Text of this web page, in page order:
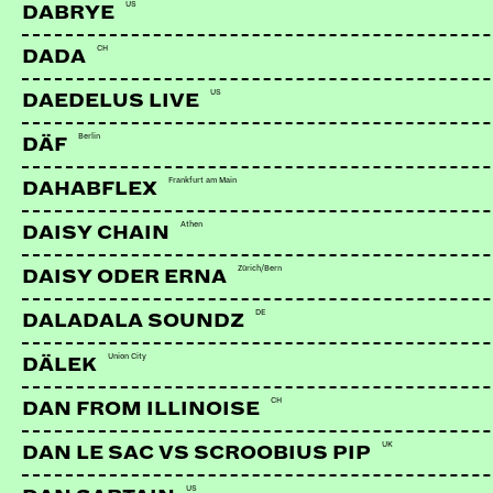
DABRYE US
DADA CH
DAEDELUS LIVE US
DÄF Berlin
DAHABFLEX Frankfurt am Main
DAISY CHAIN Athen
DAISY ODER ERNA Zürich/Bern
DALADALA SOUNDZ DE
DÄLEK Union City
DAN FROM ILLINOISE CH
DAN LE SAC VS SCROOBIUS PIP UK
US